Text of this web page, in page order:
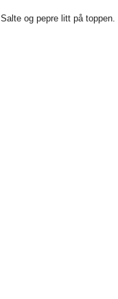
og pepre litt på toppen.